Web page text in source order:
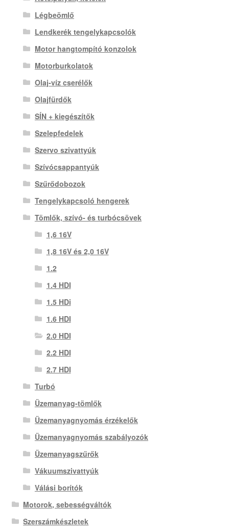
Légbeömlő
Lendkerék tengelykapcsolók
Motor hangtompító konzolok
Motorburkolatok
Olaj-víz cserélők
Olajfürdők
SÍN + kiegészítők
Szelepfedelek
Szervo szivattyúk
Szívócsappantyúk
Szűrődobozok
Tengelykapcsoló hengerek
Tömlők, szívó- és turbócsövek
1,6 16V
1,8 16V és 2,0 16V
1.2
1.4 HDI
1.5 HDi
1.6 HDI
2.0 HDI
2.2 HDI
2.7 HDI
Turbó
Üzemanyag-tömlők
Üzemanyagnyomás érzékelők
Üzemanyagnyomás szabályozók
Üzemanyagszűrők
Vákuumszivattyúk
Válási borítók
Motorok, sebességváltók
Szerszámkészletek